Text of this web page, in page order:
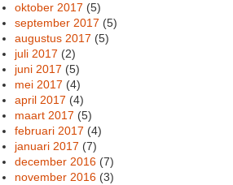
oktober 2017 (5)
september 2017 (5)
augustus 2017 (5)
juli 2017 (2)
juni 2017 (5)
mei 2017 (4)
april 2017 (4)
maart 2017 (5)
februari 2017 (4)
januari 2017 (7)
december 2016 (7)
november 2016 (3)